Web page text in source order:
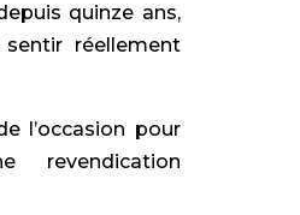
quinze ans,
réellement
l’occasion pour
revendication